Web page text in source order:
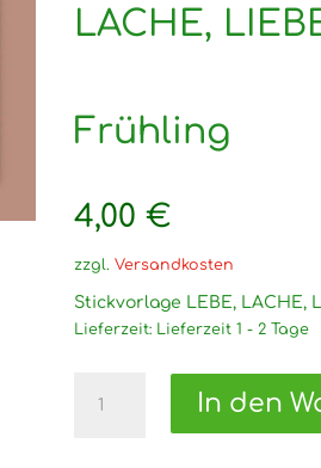
LACHE,
Frühling
4,00€
zzgl.Versandkosten
Stickvorlage LEBE, LACHE,
Lieferzeit: Lieferzeit 1 - 2 Tage
Stickvorlage
In den